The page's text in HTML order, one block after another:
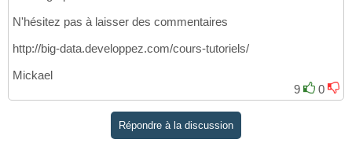
N'hésitez pas à laisser des commentaires
http://big-data.developpez.com/cours-tutoriels/
Mickael
9
0
Répondre à la discussion